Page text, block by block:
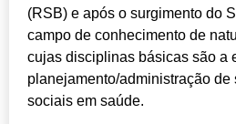
(RSB) e após o surgimento do
campo de conhecimento de
cujas disciplinas básicas são a
planejamento/administração
sociais em saúde.